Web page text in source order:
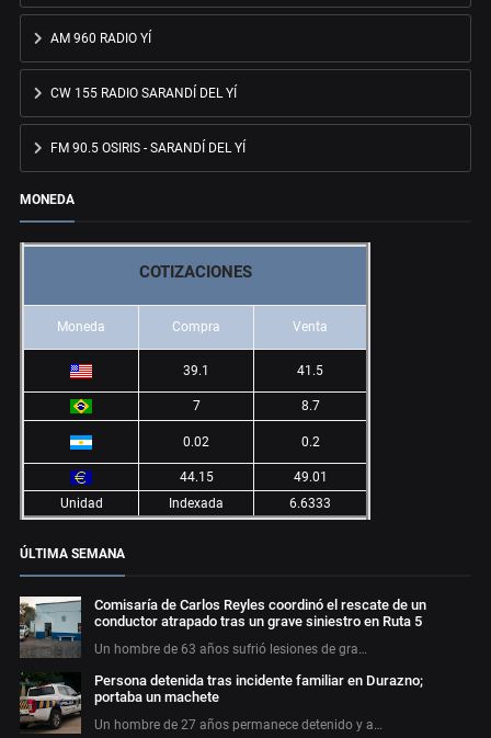
AM 960 RADIO YÍ
CW 155 RADIO SARANDÍ DEL YÍ
FM 90.5 OSIRIS - SARANDÍ DEL YÍ
MONEDA
COTIZACIONES
Moneda Compra Venta
39.1 41.5
7 8.7
0.02 0.2
44.15
49.01
Unidad
Indexada 6.6333
ÚLTIMA SEMANA
Comisaría de Carlos Reyles coordinó el rescate de un
conductor atrapado tras un grave siniestro en Ruta 5
Un hombre de 63 años sufrió lesiones de gra…
Persona detenida tras incidente familiar en Durazno;
portaba un machete
Un hombre de 27 años permanece detenido y a…